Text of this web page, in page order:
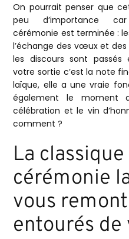
On pourrait penser que
peu d’importance
cérémonie est terminée :
l’échange des vœux et
les discours sont
votre sortie c’est la note
laïque, elle a une vraie
également le moment
célébration et le vin
comment ?
La classique
cérémonie
vous
entourés